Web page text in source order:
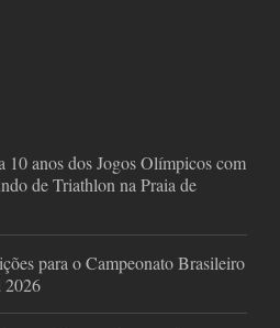
10 anos dos Jogos Olímpicos com
de Triathlon na Praia de
para o Campeonato Brasileiro
2026